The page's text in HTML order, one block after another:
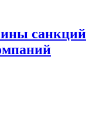
санкций